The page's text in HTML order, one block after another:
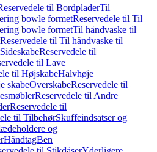
til BordpladerTil
bowle formetReservedele til Til
bowle formetTil håndvaske til
Reservedele til Til håndvaske til
SideskabeReservedele til
til Lave
til HøjskabeHalvhøje
skabeOverskabeReservedele til
Reservedele til Andre
Reservedele til
til TilbehørSkuffeindsatser og
og
HåndtagBen